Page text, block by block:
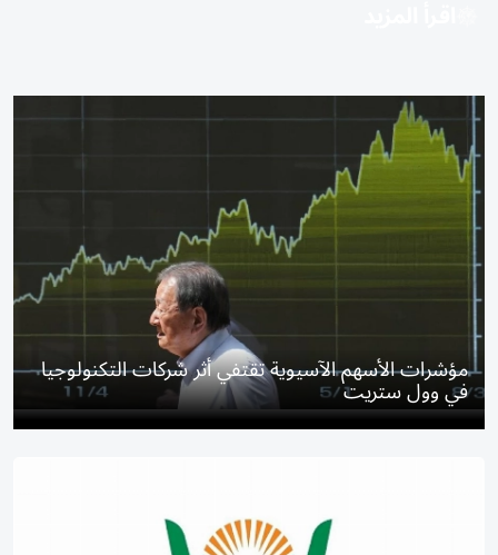
مؤشرات الأسهم الآسيوية تقتفي أثر شركات التكنولوجيا
في وول ستريت